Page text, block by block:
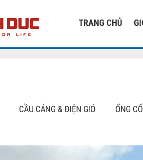
TRANG CHỦ
CẦU CẢNG & ĐIỆN GIÓ ỐNG